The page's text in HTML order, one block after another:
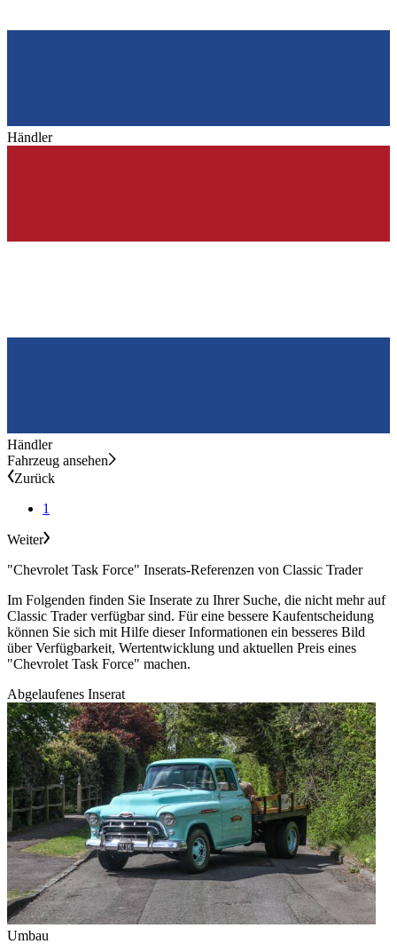
Händler
Händler
Fahrzeug ansehen
Zurück
1
Weiter
"Chevrolet Task Force" Inserats-Referenzen von Classic Trader
Im Folgenden finden Sie Inserate zu Ihrer Suche, die nicht mehr auf
Classic Trader verfügbar sind. Für eine bessere Kaufentscheidung
können Sie sich mit Hilfe dieser Informationen ein besseres Bild
über Verfügbarkeit, Wertentwicklung und aktuellen Preis eines
"Chevrolet Task Force" machen.
Abgelaufenes Inserat
Umbau